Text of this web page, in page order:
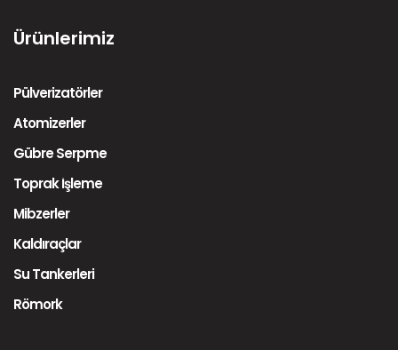
Ürünlerimiz
Pülverizatörler
Atomizerler
Gübre Serpme
Toprak İşleme
Mibzerler
Kaldıraçlar
Su Tankerleri
Römork